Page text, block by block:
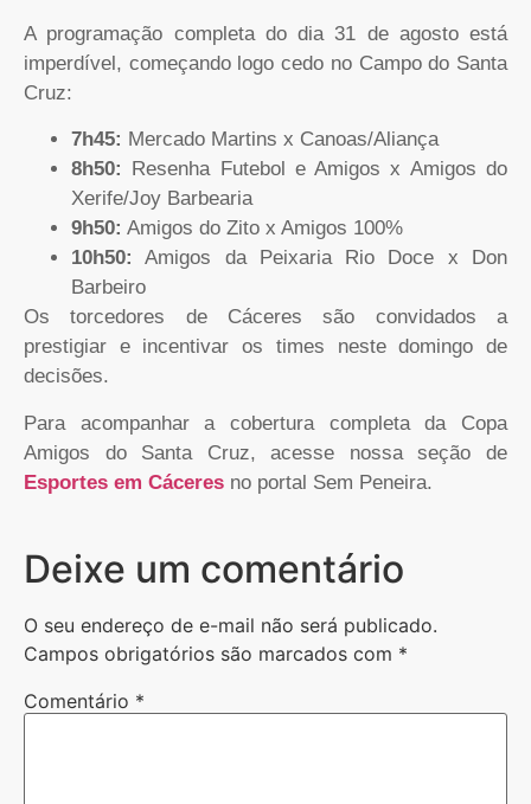
A programação completa do dia 31 de agosto está
imperdível, começando logo cedo no Campo do Santa
Cruz:
7h45: Mercado Martins x Canoas/Aliança
8h50:
Resenha Futebol e Amigos x Amigos do
Xerife/Joy Barbearia
9h50: Amigos do Zito x Amigos 100%
10h50:
Amigos da Peixaria Rio Doce x Don
Barbeiro
Os torcedores de Cáceres são convidados a
prestigiar e incentivar os times neste domingo de
decisões.
Para acompanhar a cobertura completa da Copa
Amigos do Santa Cruz, acesse nossa seção de
Esportes em Cáceres no portal Sem Peneira.
Deixe um comentário
O seu endereço de e-mail não será publicado.
Campos obrigatórios são marcados com *
Comentário *